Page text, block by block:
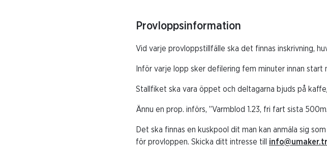
Provloppsinformation
Vid varje provloppstillfälle ska det finnas inskrivning,
Inför varje lopp sker defilering fem minuter innan start
Stallfiket ska vara öppet och deltagarna bjuds på
Ännu en prop. införs, ”Varmblod 1.23, fri fart sista
Det ska finnas en kuskpool dit man kan anmäla sig
för provloppen. Skicka ditt intresse till